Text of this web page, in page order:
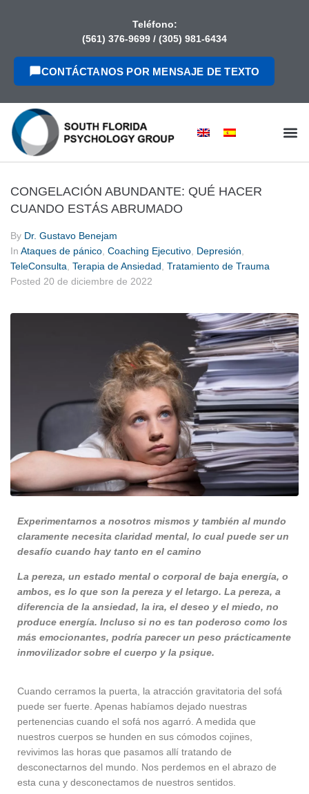
Teléfono:
(561) 376-9699 / (305) 981-6434
CONTÁCTANOS POR MENSAJE DE TEXTO
CONGELACIÓN ABUNDANTE: QUÉ HACER
CUANDO ESTÁS ABRUMADO
By Dr. Gustavo Benejam
In Ataques de pánico Coaching Ejecutivo Depresión
TeleConsulta Terapia de Ansiedad Tratamiento de Trauma
Posted 20 de diciembre de 2022
Experimentarnos a nosotros mismos y también al mundo
claramente necesita claridad mental, lo cual puede ser un
desafío cuando hay tanto en el camino
La pereza, un estado mental o corporal de baja energía, o
ambos, es lo que son la pereza y el letargo. La pereza, a
diferencia de la ansiedad, la ira, el deseo y el miedo, no
produce energía. Incluso si no es tan poderoso como los
más emocionantes, podría parecer un peso prácticamente
inmovilizador sobre el cuerpo y la psique.
Cuando cerramos la puerta, la atracción gravitatoria del sofá
puede ser fuerte. Apenas habíamos dejado nuestras
pertenencias cuando el sofá nos agarró. A medida que
nuestros cuerpos se hunden en sus cómodos cojines,
revivimos las horas que pasamos allí tratando de
desconectarnos del mundo. Nos perdemos en el abrazo de
esta cuna y desconectamos de nuestros sentidos.